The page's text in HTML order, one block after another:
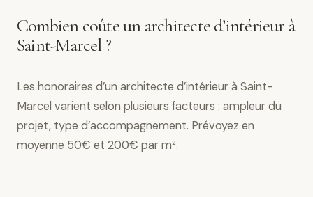
Combien coûte un architecte d’intérieur à
Saint-Marcel ?
Les honoraires d’un architecte d’intérieur à Saint-
Marcel varient selon plusieurs facteurs : ampleur du
projet, type d’accompagnement. Prévoyez en
moyenne 50€ et 200€ par m².